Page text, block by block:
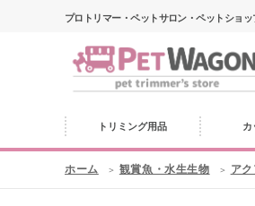
プロトリマー・ペットサロン・ペットショ
トリミング用品 カ
ホーム 観賞魚・水生生物 ア